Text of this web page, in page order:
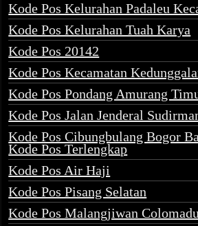
Kode Pos Kelurahan Padaleu
Kode Pos Kelurahan Tuah Karya
Kode Pos 20142
Kode Pos Kecamatan
Kode Pos Pondang Amurang
Kode Pos Jalan Jenderal
Kode Pos Cibungbulang Bogor
Kode Pos Terlengkap
Kode Pos Air Haji
Kode Pos Pisang Selatan
Kode Pos Malangjiwan